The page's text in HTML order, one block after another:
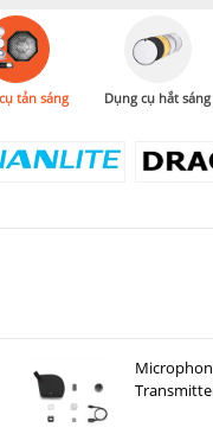
tản sáng Dụng cụ hắt sáng